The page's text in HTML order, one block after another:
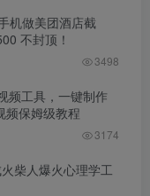
机做美团酒店截
不封顶！
3498
频工具，一键制作
频保姆级教程
3174
柴人爆火心理学工